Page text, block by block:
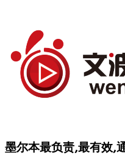
墨尔本最负责,最有效,